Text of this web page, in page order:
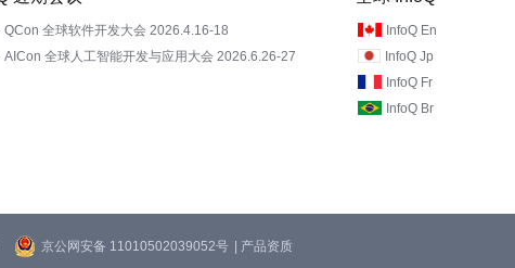
QCon 全球软件开发大会 2026.4.16-18
AICon 全球人工智能开发与应用大会 2026.6.26-27
InfoQ En
InfoQ Jp
InfoQ Fr
InfoQ Br
京公网安备 11010502039052号 | 产品资质